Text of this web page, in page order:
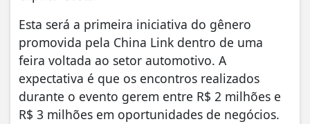
Esta será a primeira iniciativa do gênero
promovida pela China Link dentro de uma
feira voltada ao setor automotivo. A
expectativa é que os encontros realizados
durante o evento gerem entre R$ 2 milhões e
R$ 3 milhões em oportunidades de negócios.